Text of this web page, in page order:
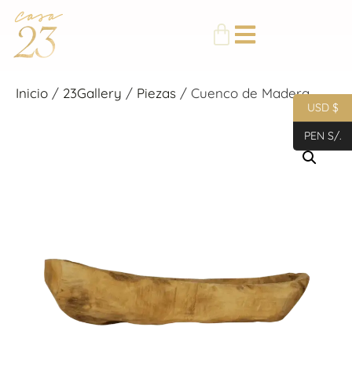
Inicio / 23Gallery / Piezas / Cuenco de Madera
USD $
PEN S/.